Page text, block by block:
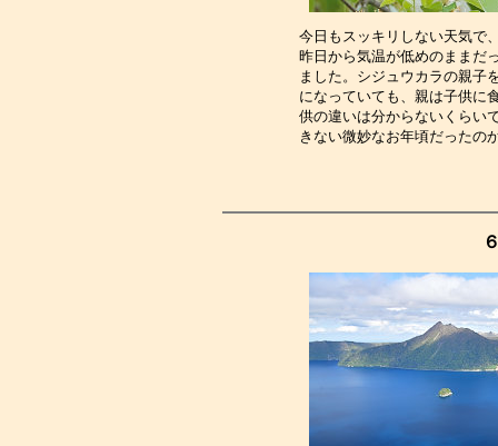
今日もスッキリしない天気で
昨日から気温が低めのままだ
ました。シジュウカラの親子
になっていても、親は子供に
供の違いは分からないくらい
きない微妙なお年